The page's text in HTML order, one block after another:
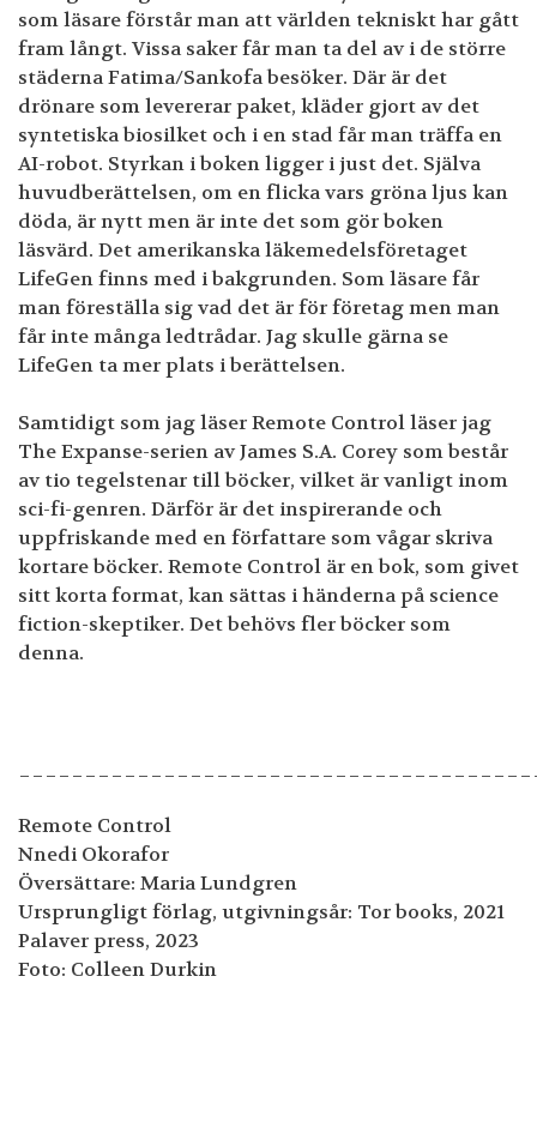
som läsare förstår man att världen tekniskt har gått
fram långt. Vissa saker får man ta del av i de större
städerna Fatima/Sankofa besöker. Där är det
drönare som levererar paket, kläder gjort av det
syntetiska biosilket och i en stad får man träffa en
AI-robot. Styrkan i boken ligger i just det. Själva
huvudberättelsen, om en flicka vars gröna ljus kan
döda, är nytt men är inte det som gör boken
läsvärd. Det amerikanska läkemedelsföretaget
LifeGen finns med i bakgrunden. Som läsare får
man föreställa sig vad det är för företag men man
får inte många ledtrådar. Jag skulle gärna se
LifeGen ta mer plats i berättelsen.
Samtidigt som jag läser Remote Control läser jag
The Expanse-serien av James S.A. Corey som består
av tio tegelstenar till böcker, vilket är vanligt inom
sci-fi-genren. Därför är det inspirerande och
uppfriskande med en författare som vågar skriva
kortare böcker. Remote Control är en bok, som givet
sitt korta format, kan sättas i händerna på science
fiction-skeptiker. Det behövs fler böcker som
denna.
Remote Control
Nnedi Okorafor
Översättare: Maria Lundgren
Ursprungligt förlag, utgivningsår: Tor books, 2021
Palaver press, 2023
Foto: Colleen Durkin